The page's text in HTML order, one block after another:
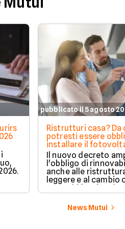
pubblicato il 5 agosto
Ristrutturi casa? Da
potresti essere
installare il
nuova norma che
milioni di italiani
Il nuovo decreto
l'obbligo di
anche alle
leggere e al cambio
ecco chi è
cambia in pratica.
News Mutui